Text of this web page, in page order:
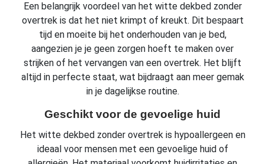
Een belangrijk voordeel van het witte dekbed zonder
overtrek is dat het niet krimpt of kreukt. Dit bespaart
tijd en moeite bij het onderhouden van je bed,
aangezien je je geen zorgen hoeft te maken over
strijken of het vervangen van een overtrek. Het blijft
altijd in perfecte staat, wat bijdraagt aan meer gemak
in je dagelijkse routine.
Geschikt voor de gevoelige huid
Het witte dekbed zonder overtrek is hypoallergeen en
ideaal voor mensen met een gevoelige huid of